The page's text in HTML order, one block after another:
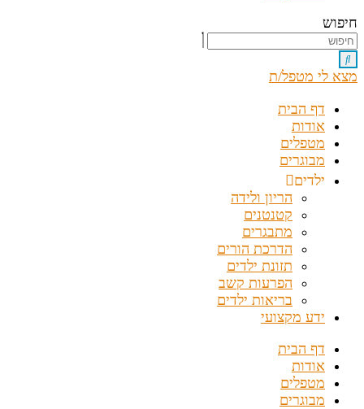
חיפוש
מצא לי מטפל/ת
דף הבית
אודות
מטפלים
מבוגרים
ילדים
הריון ולידה
קטנטנים
מתבגרים
הדרכת הורים
תזונת ילדים
הפרעות קשב
בריאות ילדים
ידע מקצועי
דף הבית
אודות
מטפלים
מבוגרים